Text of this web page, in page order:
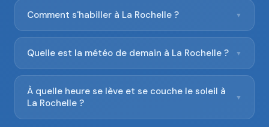
Comment s'habiller à La Rochelle ? ▼
Quelle est la météo de demain à La Rochelle ? ▼
À quelle heure se lève et se couche le soleil à
La Rochelle ?
▼